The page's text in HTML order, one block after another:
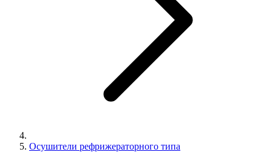
Осушители рефрижераторного типа